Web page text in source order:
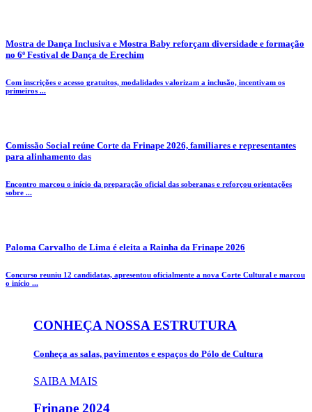
Mostra de Dança Inclusiva e Mostra Baby reforçam diversidade e formação
no 6º Festival de Dança de Erechim
Com inscrições e acesso gratuitos, modalidades valorizam a inclusão, incentivam os
primeiros ...
Comissão Social reúne Corte da Frinape 2026, familiares e representantes
para alinhamento das
Encontro marcou o início da preparação oficial das soberanas e reforçou orientações
sobre ...
Paloma Carvalho de Lima é eleita a Rainha da Frinape 2026
Concurso reuniu 12 candidatas, apresentou oficialmente a nova Corte Cultural e marcou
o início ...
CONHEÇA NOSSA ESTRUTURA
Conheça as salas, pavimentos e espaços do Pólo de Cultura
SAIBA MAIS
Frinape 2024